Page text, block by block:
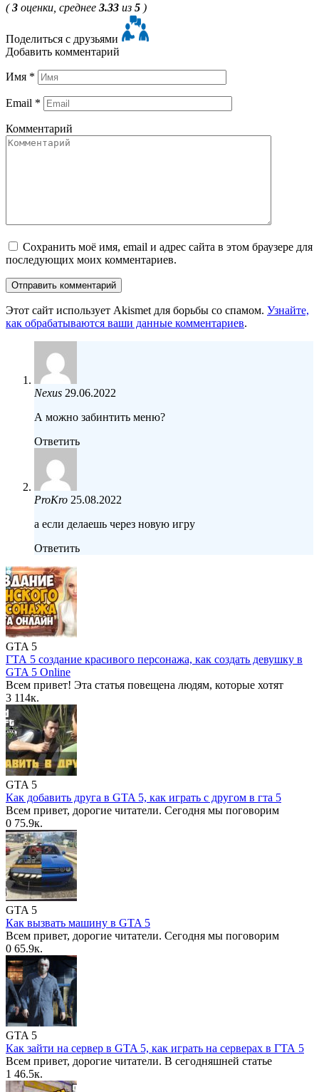
(3 оценки, среднее 3.33 из 5 )
Поделиться с друзьями
Добавить комментарий
Имя *
Email *
Комментарий
Сохранить моё имя, email и адрес сайта в этом браузере для
последующих моих комментариев.
Этот сайт использует Akismet для борьбы со спамом. Узнайте,
как обрабатываются ваши данные комментариев.
Nexus 29.06.2022
А можно забинтить меню?
Ответить
ProKro 25.08.2022
а если делаешь через новую игру
Ответить
GTA 5
ГТА 5 создание красивого персонажа, как создать девушку в
GTA 5 Online
Всем привет! Эта статья повещена людям, которые хотят
3 114к.
GTA 5
Как добавить друга в GTA 5, как играть с другом в гта 5
Всем привет, дорогие читатели. Сегодня мы поговорим
0 75.9к.
GTA 5
Как вызвать машину в GTA 5
Всем привет, дорогие читатели. Сегодня мы поговорим
0 65.9к.
GTA 5
Как зайти на сервер в GTA 5, как играть на серверах в ГТА 5
Всем привет, дорогие читатели. В сегодняшней статье
1 46.5к.